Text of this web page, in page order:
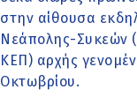
στην αίθουσα
Νεάπολης-Συκεών
ΚΕΠ) αρχής
Οκτωβρίου.